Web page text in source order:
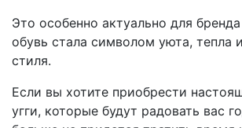
Это особенно актуально для бренда
обувь стала символом уюта, тепла
стиля.
Если вы хотите приобрести
угги, которые будут радовать вас